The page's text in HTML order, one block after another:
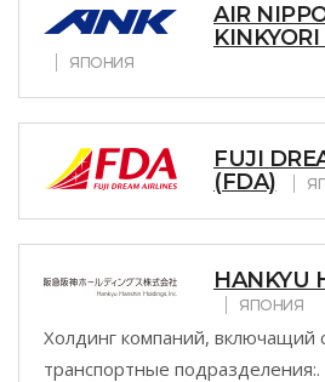
AIR
ЯПОНИЯ
FUJI
(FDA)
HANKYU
ЯПОНИЯ
Холдинг компаний,
транспортные подразделения:.